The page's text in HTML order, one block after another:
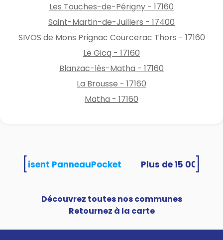
📲 Contact : Info Jeunes par
SMS ou WhatsApp au 06 09
77 13 60
Les Touches-de-Périgny - 17160
Saint-Martin-de-Juillers - 17400
SIVOS de Mons Prignac Courcerac Thors - 17160
Le Gicq - 17160
Blanzac-lès-Matha - 17160
La Brousse - 17160
Matha - 17160
utilisent PanneauPocket
Découvrez toutes nos communes
Retournez à la carte